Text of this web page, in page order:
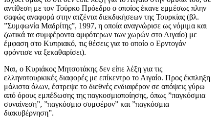
αντίθεση με τον Τούρκο Πρόεδρο ο οποίος έκανε εμμέσως πλην
σαφώς αναφορά στην ατζέντα διεκδικήσεων της Τουρκίας (βλ.
”Συμφωνία Μαδρίτης”, 1997, η οποία αναγνώρισε ως νόμιμα και
ζωτικά τα συμφέροντα αμφότερων των χωρών στο Αιγαίο) με
έμφαση στο Κυπριακό, τις θέσεις για το οποίο ο Ερντογάν
φρόντισε να ξεκαθαρίσει).
Ναι, ο Κυριάκος Μητσοτάκης δεν είπε λέξη για τις
ελληνοτουρκικές διαφορές με επίκεντρο το Αιγαίο. Προς έκπληξη
μάλιστα όλων, έστρεψε το διεθνές ενδιαφέρον σε απόψεις γύρω
από όρους εμπέδωσης της παγκοσμιοποίησης, όπως ”παγκόσμια
συναίνεση”, ”παγκόσμιο συμφέρον” και ”παγκόσμια
διακυβέρνηση”.